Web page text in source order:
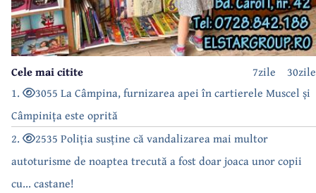
30zile
7zile
Cele mai citite
1.
3055 La Câmpina, furnizarea apei în cartierele Muscel și
Câmpinița este oprită
2.
2535 Poliția susține că vandalizarea mai multor
autoturisme de noaptea trecută a fost doar joaca unor copii
cu... castane!